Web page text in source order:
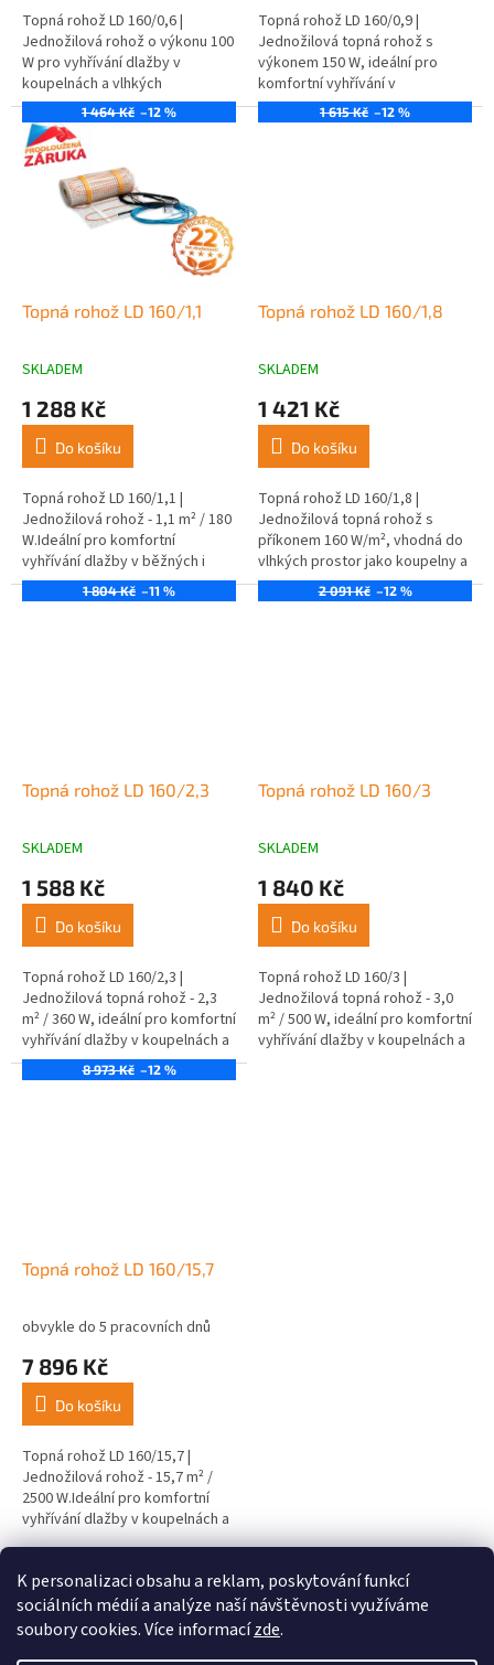
K personalizaci obsahu a reklam, poskytování funkcí
sociálních médií a analýze naší návštěvnosti využíváme
soubory cookies. Více informacízde.
Topná rohož LD 160/0,6 |
Jednožilová rohož o výkonu 100
W pro vyhřívání dlažby v
koupelnách a vlhkých
prostorách.
Topná rohož LD 160/0,9 |
Jednožilová topná rohož s
výkonem 150 W, ideální pro
komfortní vyhřívání v
koupelnách a kuchyních.
1 464 Kč –12 %
Topná rohož LD 160/1,1
SKLADEM
1 288 Kč
Do košíku
Topná rohož LD 160/1,1 |
Jednožilová rohož - 1,1 m² / 180
W.Ideální pro komfortní
vyhřívání dlažby v běžných i
vlhkých prostorách.
1 615 Kč –12 %
Topná rohož LD 160/1,8
SKLADEM
1 421 Kč
Do košíku
Topná rohož LD 160/1,8 |
Jednožilová topná rohož s
příkonem 160 W/m², vhodná do
vlhkých prostor jako koupelny a
kuchyně.
1 804 Kč –11 %
Topná rohož LD 160/2,3
SKLADEM
1 588 Kč
Do košíku
Topná rohož LD 160/2,3 |
Jednožilová topná rohož - 2,3
m² / 360 W, ideální pro komfortní
vyhřívání dlažby v koupelnách a
kuchyních.
2 091 Kč –12 %
Topná rohož LD 160/3
SKLADEM
1 840 Kč
Do košíku
Topná rohož LD 160/3 |
Jednožilová topná rohož - 3,0
m² / 500 W, ideální pro komfortní
vyhřívání dlažby v koupelnách a
8 973 Kč –12 %
Topná rohož LD 160/15,7
obvykle do 5 pracovních dnů
7 896 Kč
Do košíku
Topná rohož LD 160/15,7 |
Jednožilová rohož - 15,7 m² /
2500 W.Ideální pro komfortní
vyhřívání dlažby v koupelnách a
kuchyních.
O
v
l
á
7položek celkem